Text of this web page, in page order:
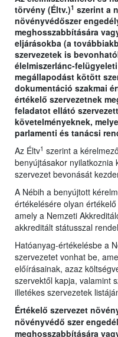
törvény (Éltv.)1 szerint a
növényvédőszer
meghosszabbítására
eljárásokba (a
szervezetek is
élelmiszerlánc-
megállapodást kötött
dokumentáció szakmai
értékelő szervezetnek
feladatot ellátó
követelményeknek,
parlamenti és tanácsi
Az Éltv1 szerint a
benyújtásakor nyilatkoznia
szervezet bevonását
A Nébih a benyújtott
értékelésére olyan
amely a Nemzeti
akkreditált státusszal
Hatóanyag-értékelésbe a
szervezetet vonhat be,
előírásainak, azaz
szervektől kapja, valamint
illetékes szervezetek
Értékelő szervezet
növényvédő szer
meghosszabbítására